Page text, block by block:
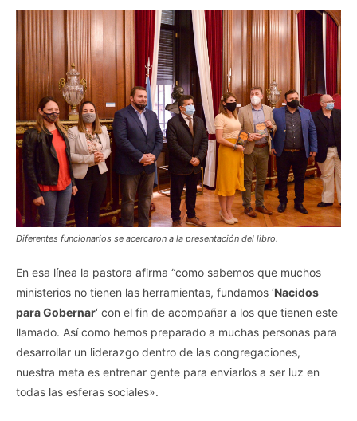
Diferentes funcionarios se acercaron a la presentación del libro.
En esa línea la pastora afirma “como sabemos que muchos
ministerios no tienen las herramientas, fundamos ‘Nacidos
para Gobernar‘ con el fin de acompañar a los que tienen este
llamado. Así como hemos preparado a muchas personas para
desarrollar un liderazgo dentro de las congregaciones,
nuestra meta es entrenar gente para enviarlos a ser luz en
todas las esferas sociales».